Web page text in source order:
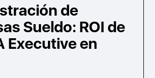
de
Sueldo: ROI de
Executive en